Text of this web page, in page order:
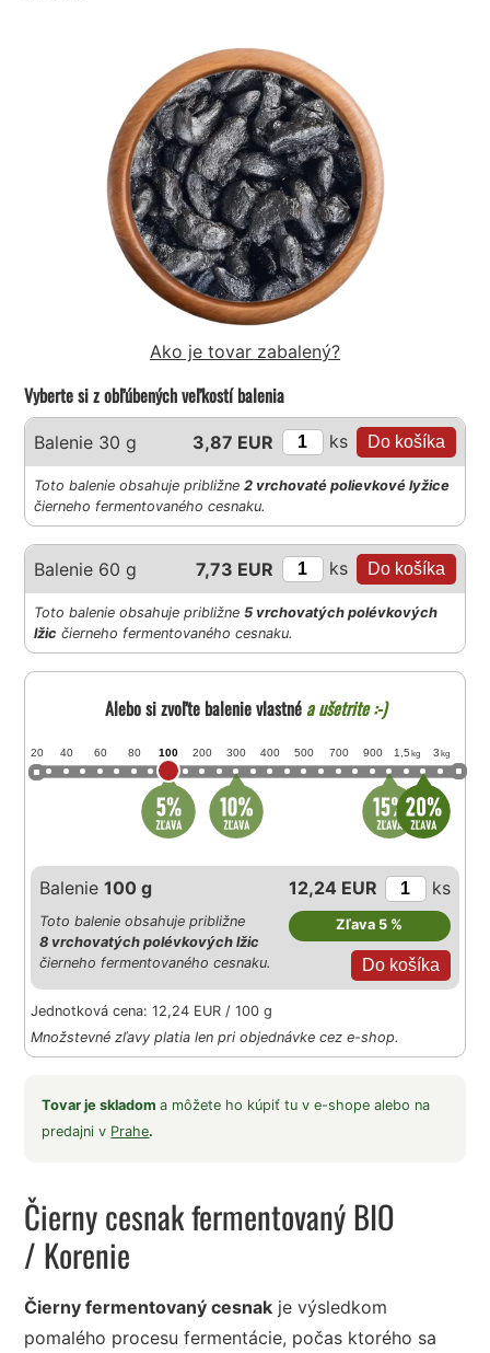
Ako je tovar zabalený?
Vyberte si z obľúbených veľkostí balenia
Balenie 30 g 3,87 EUR ks
Toto balenie obsahuje približne2 vrchovaté polievkové lyžice
čierneho fermentovaného cesnaku.
Balenie 60 g 7,73 EUR ks
Toto balenie obsahuje približne5 vrchovatých polévkových
lžic čierneho fermentovaného cesnaku.
Alebo si zvoľte balenie vlastnéa ušetrite :-)
20 40 60 80 100 200 300 400 500 700 900 1,5 kg 3 kg
Balenie100 g 12,24 EUR ks
Zľava 5 %
Toto balenie obsahuje približne
8 vrchovatých polévkových lžic
čierneho fermentovaného cesnaku.
Jednotková cena: 12,24 EUR / 100 g
Množstevné zľavy platia len pri objednávke cez e-shop.
Tovar je skladoma môžete ho kúpiť tu v e-shope alebo na
predajni v Prahe.
Čierny cesnak fermentovaný BIO
/ Korenie
Čierny fermentovaný cesnak je výsledkom
pomalého procesu fermentácie, počas ktorého sa